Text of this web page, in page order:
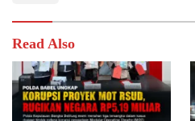
Read Also